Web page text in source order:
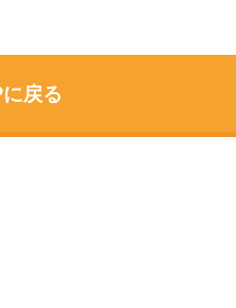
戻る